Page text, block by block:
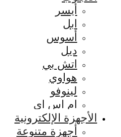
أيسر
ابل
أسوس
ديل
اتش بي
هواوي
لينوفو
ام اس اي
الأجهزة الإلكترونية
أجهزة متنوعة